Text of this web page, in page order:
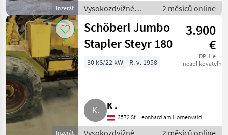
Inzerát
Vysokozdvižné
vozíky a skladová
technika / Vozík
2 měsíců online
Inzerát
Schöberl Jumbo
Stapler Steyr 180
3.900
€
DPH je
neaplikovateľné
30 kS/22 kW R. v. 1958
K .
3572 St. Leonhard am Hornerwald
Vysokozdvižné
2 měsíců online